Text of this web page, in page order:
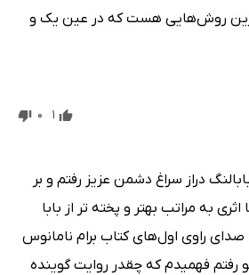
روش‌هایی هست که در عین یک و
1
0
دراز سراغ دشمن عزیز رفتم و بر
به مراتب بهتر و پخته تر از بابا
راوی اول‌های کتاب برام نامانوس
رفتم فهمیدم که چقدر روایت گوینده